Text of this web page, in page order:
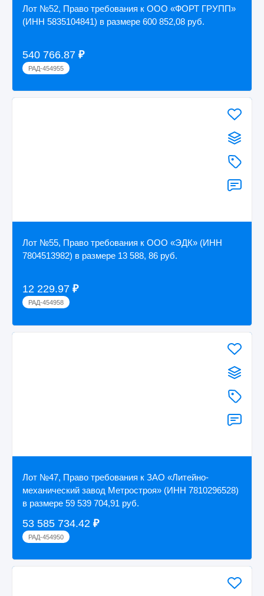
Лот №52, Право требования к ООО «ФОРТ ГРУПП»
(ИНН 5835104841) в размере 600 852,08 руб.
540 766.87 ₽
РАД-454955
Лот №55, Право требования к ООО «ЭДК» (ИНН
7804513982) в размере 13 588, 86 руб.
12 229.97 ₽
РАД-454958
Лот №47, Право требования к ЗАО «Литейно-
механический завод Метростроя» (ИНН 7810296528)
в размере 59 539 704,91 руб.
53 585 734.42 ₽
РАД-454950